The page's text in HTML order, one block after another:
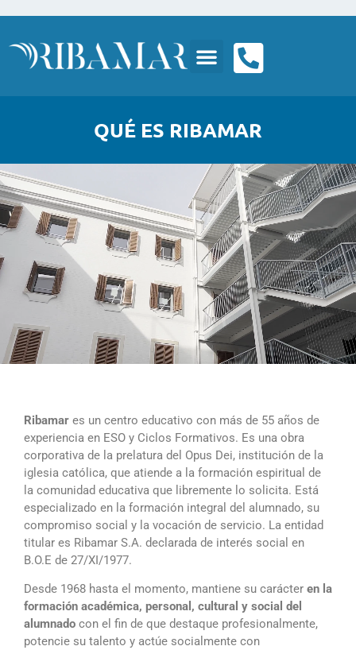
QUÉ ES RIBAMAR
Ribamar es un centro educativo con más de 55 años de
experiencia en ESO y Ciclos Formativos. Es una obra
corporativa de la prelatura del Opus Dei, institución de la
iglesia católica, que atiende a la formación espiritual de
la comunidad educativa que libremente lo solicita. Está
especializado en la formación integral del alumnado, su
compromiso social y la vocación de servicio. La entidad
titular es Ribamar S.A. declarada de interés social en
B.O.E de 27/XI/1977.
Desde 1968 hasta el momento, mantiene su carácter en la
formación académica, personal, cultural y social del
alumnado con el fin de que destaque profesionalmente,
potencie su talento y actúe socialmente con